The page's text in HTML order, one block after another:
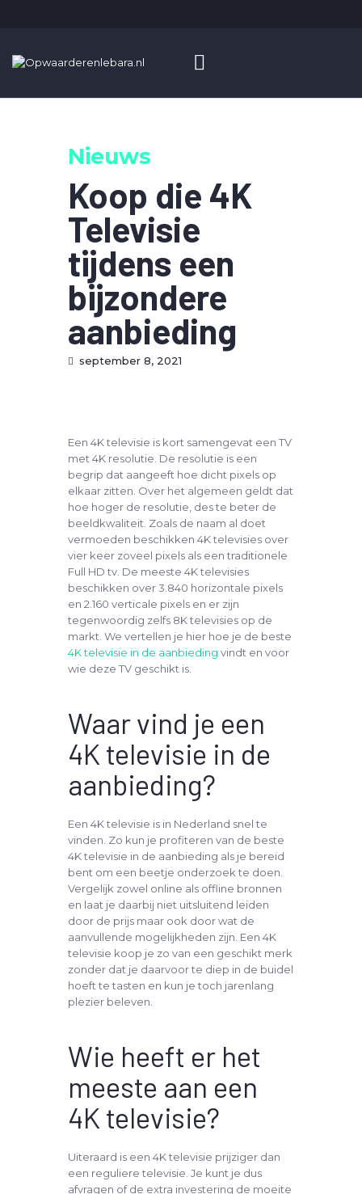
BLOG
ADVERTEREN
Nieuws
Koop die 4K
Televisie
tijdens een
bijzondere
aanbieding
september 8, 2021
Een 4K televisie is kort samengevat een TV
met 4K resolutie. De resolutie is een
begrip dat aangeeft hoe dicht pixels op
elkaar zitten. Over het algemeen geldt dat
hoe hoger de resolutie, des te beter de
beeldkwaliteit. Zoals de naam al doet
vermoeden beschikken 4K televisies over
vier keer zoveel pixels als een traditionele
Full HD tv. De meeste 4K televisies
beschikken over 3.840 horizontale pixels
en 2.160 verticale pixels en er zijn
tegenwoordig zelfs 8K televisies op de
markt. We vertellen je hier hoe je de beste
4K televisie in de aanbieding vindt en voor
wie deze TV geschikt is.
Waar vind je een
4K televisie in de
aanbieding?
Een 4K televisie is in Nederland snel te
vinden. Zo kun je profiteren van de beste
4K televisie in de aanbieding als je bereid
bent om een beetje onderzoek te doen.
Vergelijk zowel online als offline bronnen
en laat je daarbij niet uitsluitend leiden
door de prijs maar ook door wat de
aanvullende mogelijkheden zijn. Een 4K
televisie koop je zo van een geschikt merk
zonder dat je daarvoor te diep in de buidel
hoeft te tasten en kun je toch jarenlang
plezier beleven.
Wie heeft er het
meeste aan een
4K televisie?
Uiteraard is een 4K televisie prijziger dan
een reguliere televisie. Je kunt je dus
afvragen of de extra investering de moeite